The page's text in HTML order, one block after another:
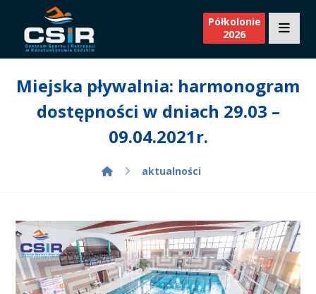
Półkolonie
2026
Miejska pływalnia: harmonogram
dostępności w dniach 29.03 –
09.04.2021r.
aktualności